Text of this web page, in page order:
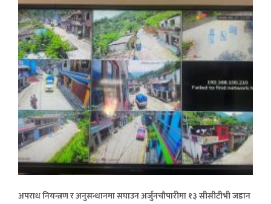
अपराध नियन्त्रण र अनुसन्धानमा सघाउन अर्जुनचौपारीमा १३ सीसीटीभी जडान